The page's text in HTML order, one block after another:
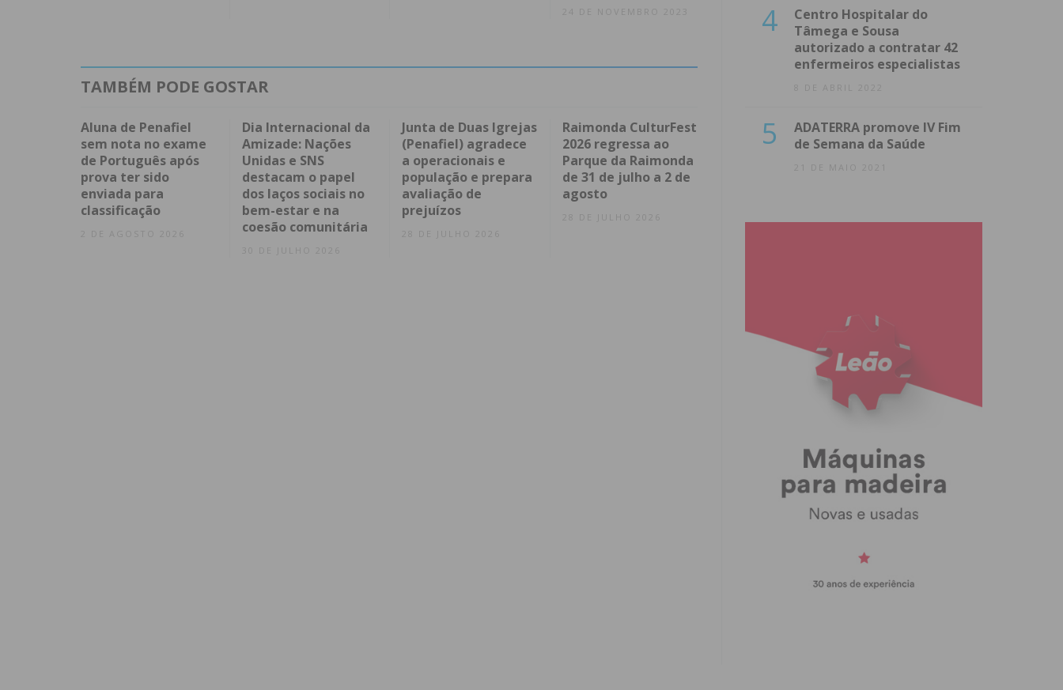
24 DE NOVEMBRO 2023
TAMBÉM PODE GOSTAR
Aluna de Penafiel
sem nota no exame
de Português após
prova ter sido
enviada para
classificação
2 DE AGOSTO 2026
Dia Internacional da
Amizade: Nações
Unidas e SNS
destacam o papel
dos laços sociais no
bem-estar e na
coesão comunitária
Junta de Duas Igrejas
(Penafiel) agradece
a operacionais e
população e prepara
avaliação de
prejuízos
Raimonda CulturFest
2026 regressa ao
Parque da Raimonda
de 31 de julho a 2 de
agosto
4
Centro Hospitalar do
Tâmega e Sousa
autorizado a contratar 42
enfermeiros especialistas
8 DE ABRIL 2022
5
ADATERRA promove IV Fim
de Semana da Saúde
21 DE MAIO 2021